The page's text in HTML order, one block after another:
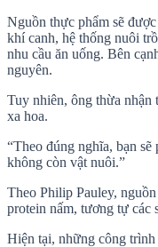
Nguồn thực phẩm sẽ
khí canh, hệ thống nuôi
nhu cầu ăn uống. Bên
nguyên.
Tuy nhiên, ông thừa nhận
xa hoa.
“Theo đúng nghĩa, bạn sẽ
không còn vật nuôi.”
Theo Philip Pauley,
protein nấm, tương tự các
Hiện tại, những công